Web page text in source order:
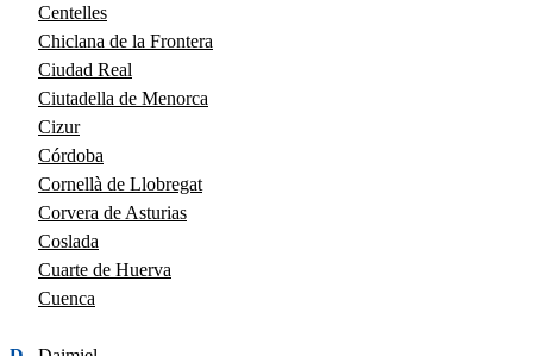
Centelles
Chiclana de la Frontera
Ciudad Real
Ciutadella de Menorca
Cizur
Córdoba
Cornellà de Llobregat
Corvera de Asturias
Coslada
Cuarte de Huerva
Cuenca